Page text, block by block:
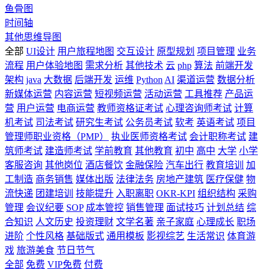
鱼骨图
时间轴
其他思维导图
全部 UI设计 用户旅程地图 交互设计 原型规划 项目管理 业务
流程 用户体验地图 需求分析 其他技术 云 php 算法 前端开发
架构 java 大数据 后端开发 运维 Python AI 渠道运营 数据分析
新媒体运营 内容运营 短视频运营 活动运营 工具推荐 产品运
营 用户运营 电商运营 教师资格证考试 心理咨询师考试 计算
机考试 司法考试 研究生考试 公务员考试 软考 英语考试 项目
管理师职业资格（PMP）
执业医师资格考试 会计职称考试 建
筑师考试 建造师考试 学前教育 其他教育 初中 高中 大学 小学
客服咨询 其他岗位 酒店餐饮 金融保险 汽车出行 教育培训
加
工制造 商务销售 媒体出版 法律法务 房地产建筑 医疗保健 物
流快递 团建培训 技能提升 入职离职 OKR-KPI 组织结构 采购
管理 会议纪要 SOP 成本管控 销售管理 面试技巧 计划总结 综
合知识 人文历史 投资理财 文学名著 亲子家庭 心理成长 职场
进阶 个性风格 基础版式 通用模板 影视综艺 生活常识 体育游
戏 旅游美食 节日节气
全部 免费 VIP免费 付费